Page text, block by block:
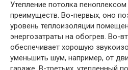
Утепление потолка
преимуществ. Во-первых, оно
уровень теплоизоляции
энергозатраты на обогрев. Во-
обеспечивает хорошую
уменьшить шум, например, от